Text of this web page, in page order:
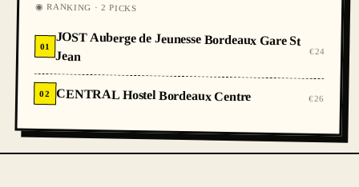
◉ RANKING · 2 PICKS
01 JOST Auberge de Jeunesse Bordeaux Gare St
Jean €24
02 CENTRAL Hostel Bordeaux Centre €26